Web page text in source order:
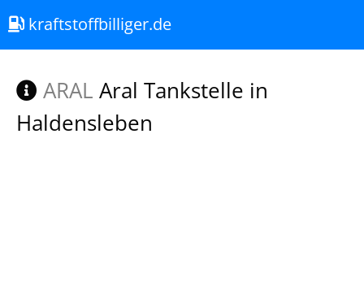
kraftstoffbilliger.de
ARAL Aral Tankstelle in
Haldensleben